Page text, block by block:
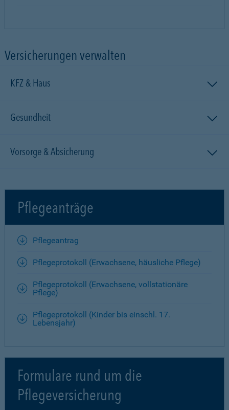
Versicherungen verwalten
KFZ & Haus
Gesundheit
Vorsorge & Absicherung
Pflegeanträge
Pflegeantrag
Pflegeprotokoll (Erwachsene, häusliche Pflege)
Pflegeprotokoll (Erwachsene, vollstationäre
Pflege)
Pflegeprotokoll (Kinder bis einschl. 17.
Lebensjahr)
Formulare rund um die
Pflegeversicherung